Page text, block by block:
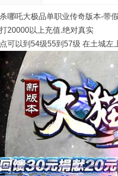
哪吒大极品单职业传奇版本-带
20000以上充值.绝对真实
可以到54级55到57级 在土城